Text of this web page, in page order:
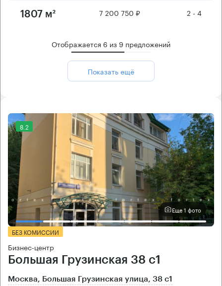
1807 м² 7 200 750 ₽ 2 - 4
Отображается 6 из 9 предложений
Показать ещё
8.2
Еще 1 фото
БЕЗ КОМИССИИ
Бизнес-центр
Большая Грузинская 38 с1
Москва, Большая Грузинская улица, 38 с1